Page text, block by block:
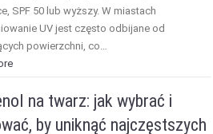
SPF 50 lub wyższy. W miastach
UV jest często odbijane od
powierzchni, co…
na twarz: jak wybrać i
by uniknąć najczęstszych